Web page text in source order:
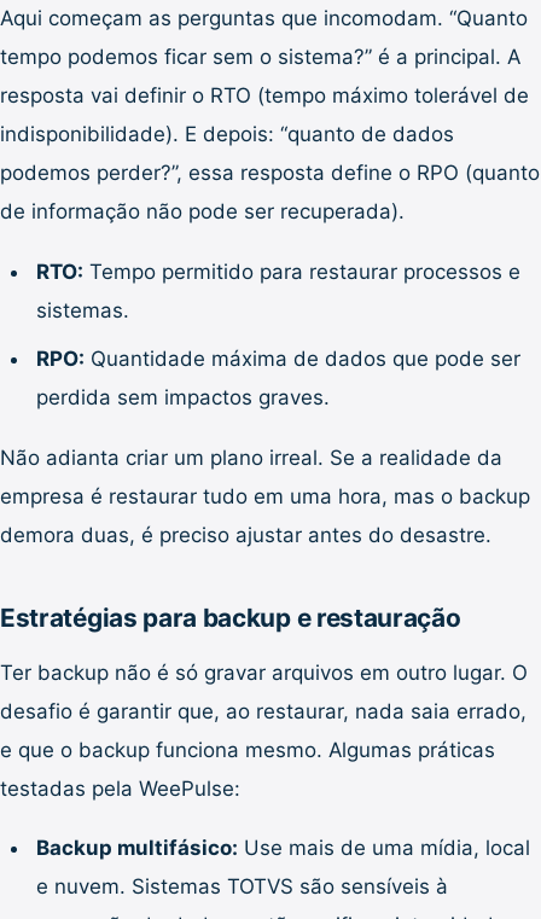
Aqui começam as perguntas que incomodam. “Quanto
tempo podemos ficar sem o sistema?” é a principal. A
resposta vai definir o RTO (tempo máximo tolerável de
indisponibilidade). E depois: “quanto de dados
podemos perder?”, essa resposta define o RPO (quanto
de informação não pode ser recuperada).
RTO: Tempo permitido para restaurar processos e
sistemas.
RPO: Quantidade máxima de dados que pode ser
perdida sem impactos graves.
Não adianta criar um plano irreal. Se a realidade da
empresa é restaurar tudo em uma hora, mas o backup
demora duas, é preciso ajustar antes do desastre.
Estratégias para backup e restauração
Ter backup não é só gravar arquivos em outro lugar. O
desafio é garantir que, ao restaurar, nada saia errado,
e que o backup funciona mesmo. Algumas práticas
testadas pela WeePulse:
Backup multifásico: Use mais de uma mídia, local
e nuvem. Sistemas TOTVS são sensíveis à